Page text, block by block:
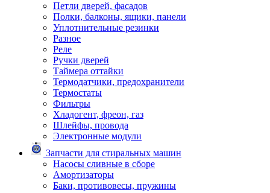
Петли дверей, фасадов
Полки, балконы, ящики, панели
Уплотнительные резинки
Разное
Реле
Ручки дверей
Таймера оттайки
Термодатчики, предохранители
Термостаты
Фильтры
Хладогент, фреон, газ
Шлейфы, провода
Электронные модули
Запчасти для стиральных машин
Насосы сливные в сборе
Амортизаторы
Баки, противовесы, пружины